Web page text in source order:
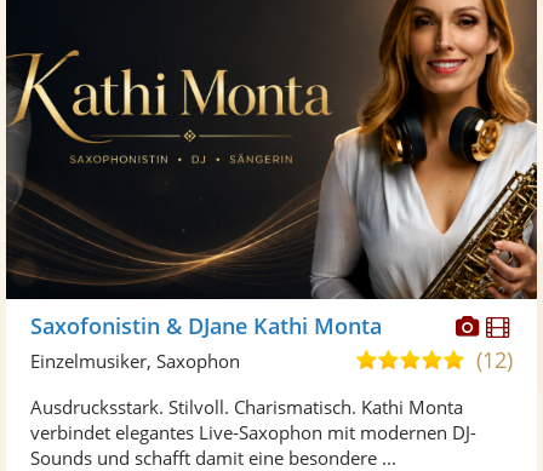
Saxofonistin & DJane Kathi Monta
5,0
Sternen
(12)
Einzelmusiker, Saxophon
Ausdrucksstark. Stilvoll. Charismatisch. Kathi Monta
verbindet elegantes Live-Saxophon mit modernen DJ-
Sounds und schafft damit eine besondere ...